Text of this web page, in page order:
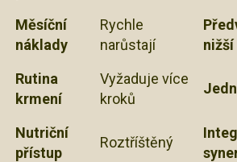
Měsíční
náklady
Rychle
narůstají
nižší
Rutina
krmení
Vyžaduje více
kroků
Nutriční
přístup
Roztříštěný